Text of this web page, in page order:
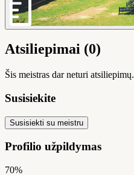
Atsiliepimai (0)
Šis meistras dar neturi atsiliepimų.
Susisiekite
Susisiekti su meistru
Profilio užpildymas
70%